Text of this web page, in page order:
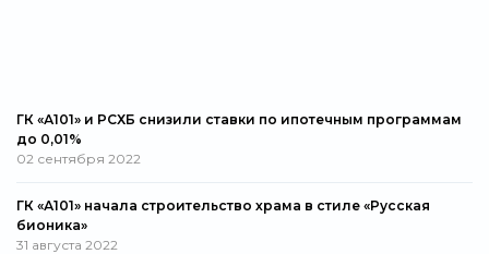
ГК «А101» и РСХБ снизили ставки по ипотечным программам
до 0,01%
02 сентября 2022
ГК «А101» начала строительство храма в стиле «Русская
бионика»
31 августа 2022